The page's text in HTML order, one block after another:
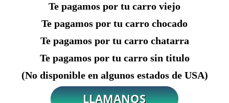
Te pagamos por tu carro viejo
Te pagamos por tu carro chocado
Te pagamos por tu carro chatarra
Te pagamos por tu carro sin titulo
(No disponible en algunos estados de USA)